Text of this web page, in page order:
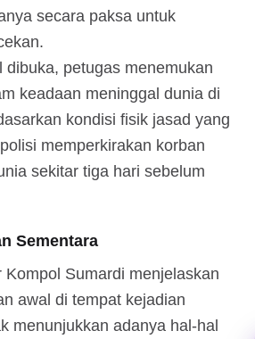
secara paksa untuk
dibuka, petugas menemukan
keadaan meninggal dunia di
kondisi fisik jasad yang
memperkirakan korban
sekitar tiga hari sebelum
Sementara
Kompol Sumardi menjelaskan
awal di tempat kejadian
menunjukkan adanya hal-hal